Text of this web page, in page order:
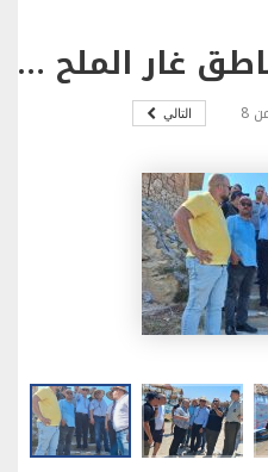
**خلال زياراته مناطق غار الملح ورفراف وعين مستير: *#والي #بنزرت يؤكد على رفع درجات اليقظة وإنفاذ القانون على كل المخالفين من المنتصبين مؤقتا بالشاطئ .
8 التالي